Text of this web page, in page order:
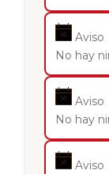
Aviso
No hay
Aviso
No hay
Aviso